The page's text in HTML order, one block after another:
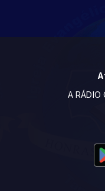
A RÁDIO